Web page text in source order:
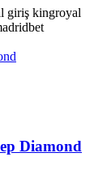
giriş kingroyal
Diamond